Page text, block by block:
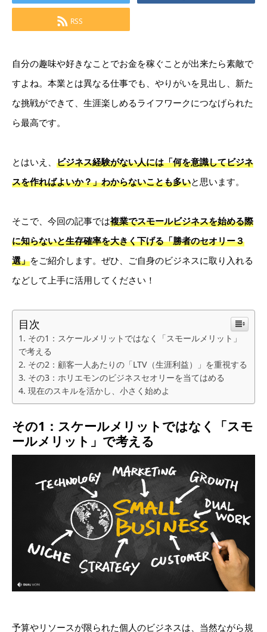
RSS
自分の趣味や好きなことでお金を稼ぐことが出来たら素敵で
すよね。本業とは異なる仕事でも、やりがいを見出し、新た
な挑戦ができて、生涯楽しめるライフワークにつなげられた
ら最高です。
とはいえ、 ビジネス経験がない人には「何を意識してビジネ
スを作ればよいか？」わからないことも多いと思います。
そこで、今回の記事では複業でスモールビジネスを始める際
に知らないと生存確率を大きく下げる「勝者のセオリー３
選」をご紹介します。ぜひ、ご自身のビジネスに取り入れる
などして上手に活用してください！
目次
その1：スケールメリットではなく「スモールメリット」
で考える
その2：顧客一人あたりの「LTV（生涯利益）」を重視する
その3：ホリエモンのビジネスセオリーを当てはめる
現在のスキルを活かし、小さく始めよ
その1：スケールメリットではなく「スモ
ールメリット」で考える
予算やリソースが限られた個人のビジネスは、当然ながら規